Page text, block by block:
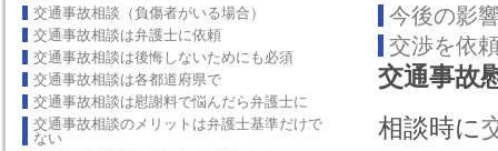
交通事故相談（負傷者がいる場合）
交通事故相談は弁護士に依頼
交通事故相談は後悔しないためにも必須
交通事故相談は各都道府県で
交通事故相談は慰謝料で悩んだら弁護士に
交通事故相談のメリットは弁護士基準だけで
ない
今後の影
交渉を依
交通事故
相談時に